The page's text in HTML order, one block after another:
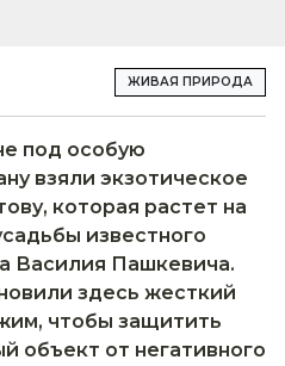
ЖИВАЯ ПРИРОДА
под особую
взяли экзотическое
которая растет на
известного
Василия Пашкевича.
здесь жесткий
чтобы защитить
объект от негативного